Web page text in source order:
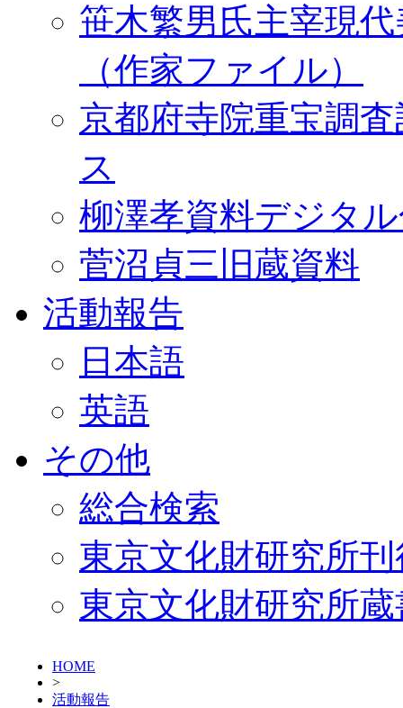
笹木繁男氏主宰現
（作家ファイル）
京都府寺院重宝調
ス
柳澤孝資料デジタ
菅沼貞三旧蔵資料
活動報告
日本語
英語
その他
総合検索
東京文化財研究所
東京文化財研究所
HOME
>
活動報告